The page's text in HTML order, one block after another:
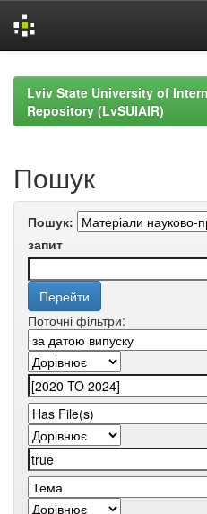
navigationLviv State University of
Repository (LvSUIAIR)
Пошук
Пошук:
запит
Поточні фільтри: